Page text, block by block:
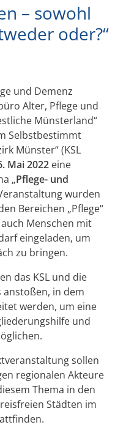
– sowohl
oder?“
und Demenz
Alter, Pflege und
Münsterland“
Selbstbestimmt
Münster“ (KSL
Mai 2022 eine
„Pflege- und
wurden
Bereichen „Pflege“
Menschen mit
eingeladen, um
zu bringen.
das KSL und die
anstoßen, in dem
werden, um eine
und
sollen
regionalen Akteure
Thema in den
Städten im